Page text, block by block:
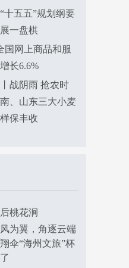
十五五”规划纲要
一盘棋
国网上商品和服
长6.6%
战阴雨 抢农时
、山东三大小麦
保丰收
桃花涧
为翼，角逐云端
伞“海州文旅”杯